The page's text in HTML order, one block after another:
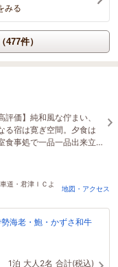
みる
件）
評価】純和風な佇まい、
る宿は寛ぎ空間。夕食は
食事処で一品一品出来立
贅★鴨川シーワールド車
道・君津ＩＣよ
地図・アクセス
海老・鮑・かずさ和牛
1泊 大人2名 合計(税込)